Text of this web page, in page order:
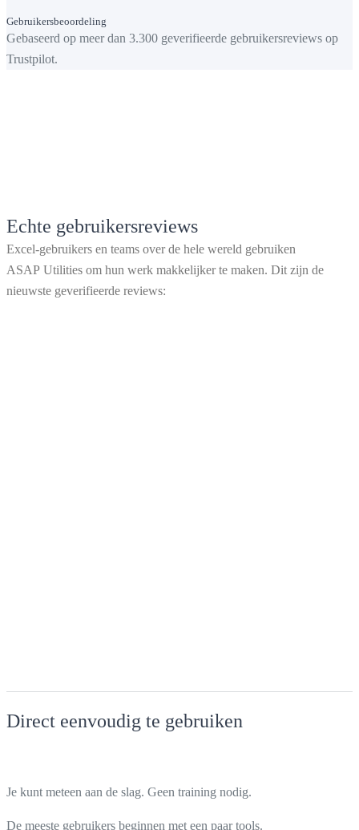
Gebruikersbeoordeling
Gebaseerd op meer dan 3.300 geverifieerde gebruikersreviews op
Trustpilot.
Echte gebruikersreviews
Excel-gebruikers en teams over de hele wereld gebruiken
ASAP Utilities om hun werk makkelijker te maken. Dit zijn de
nieuwste geverifieerde reviews:
Direct eenvoudig te gebruiken
Je kunt meteen aan de slag. Geen training nodig.
De meeste gebruikers beginnen met een paar tools.